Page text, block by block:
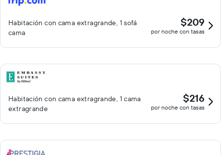
Habitación con cama extragrande, 1 sofá
cama
$209
por noche con tasas
Habitación con cama extragrande, 1 cama
extragrande
$216
por noche con tasas